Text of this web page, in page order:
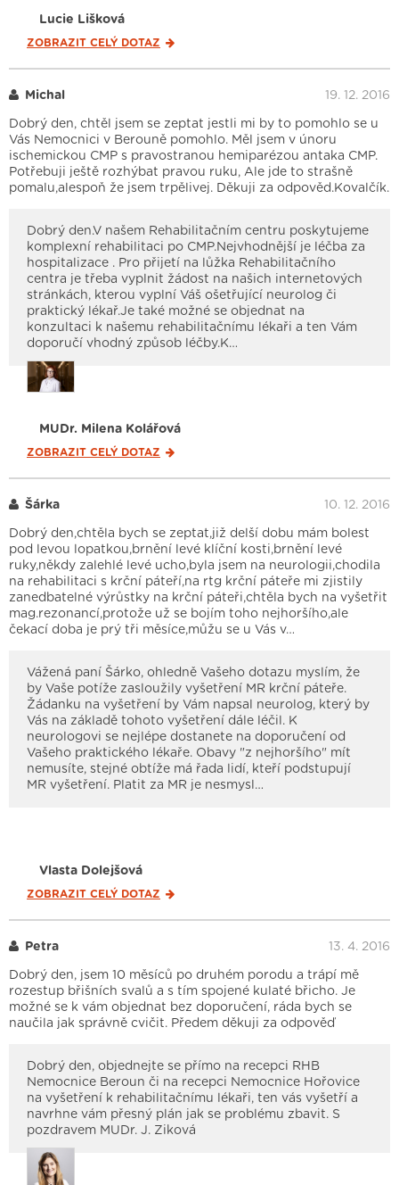
Lucie Lišková
ZOBRAZIT CELÝ DOTAZ
Michal 19. 12. 2016
Dobrý den, chtěl jsem se zeptat jestli mi by to pomohlo se u
Vás Nemocnici v Berouně pomohlo. Měl jsem v únoru
ischemickou CMP s pravostranou hemiparézou antaka CMP.
Potřebuji ještě rozhýbat pravou ruku, Ale jde to strašně
pomalu,alespoň že jsem trpělivej. Děkuji za odpověd.Kovalčík.
Dobrý den.V našem Rehabilitačním centru poskytujeme
komplexní rehabilitaci po CMP.Nejvhodnější je léčba za
hospitalizace . Pro přijetí na lůžka Rehabilitačního
centra je třeba vyplnit žádost na našich internetových
stránkách, kterou vyplní Váš ošetřující neurolog či
praktický lékař.Je také možné se objednat na
konzultaci k našemu rehabilitačnímu lékaři a ten Vám
doporučí vhodný způsob léčby.K…
MUDr. Milena Kolářová
ZOBRAZIT CELÝ DOTAZ
Šárka 10. 12. 2016
Dobrý den,chtěla bych se zeptat,již delší dobu mám bolest
pod levou lopatkou,brnění levé klíční kosti,brnění levé
ruky,někdy zalehlé levé ucho,byla jsem na neurologii,chodila
na rehabilitaci s krční páteří,na rtg krční páteře mi zjistily
zanedbatelné výrůstky na krční páteři,chtěla bych na vyšetřit
mag.rezonancí,protože už se bojím toho nejhoršího,ale
čekací doba je prý tři měsíce,můžu se u Vás v…
Vážená paní Šárko, ohledně Vašeho dotazu myslím, že
by Vaše potíže zasloužily vyšetření MR krční páteře.
Žádanku na vyšetření by Vám napsal neurolog, který by
Vás na základě tohoto vyšetření dále léčil. K
neurologovi se nejlépe dostanete na doporučení od
Vašeho praktického lékaře. Obavy "z nejhoršího" mít
nemusíte, stejné obtíže má řada lidí, kteří podstupují
MR vyšetření. Platit za MR je nesmysl…
Vlasta Dolejšová
ZOBRAZIT CELÝ DOTAZ
Petra 13. 4. 2016
Dobrý den, jsem 10 měsíců po druhém porodu a trápí mě
rozestup břišních svalů a s tím spojené kulaté břicho. Je
možné se k vám objednat bez doporučení, ráda bych se
naučila jak správně cvičit. Předem děkuji za odpověď
Dobrý den, objednejte se přímo na recepci RHB
Nemocnice Beroun či na recepci Nemocnice Hořovice
na vyšetření k rehabilitačnímu lékaři, ten vás vyšetří a
navrhne vám přesný plán jak se problému zbavit. S
pozdravem MUDr. J. Ziková